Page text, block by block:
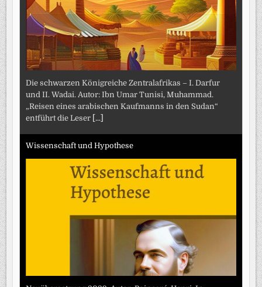
Die schwarzen Königreiche Zentralafrikas – I. Darfur
und II. Wadai. Autor: Ibn Umar Tunisi, Muhammad.
„Reisen eines arabischen Kaufmanns in den Sudan“
entführt die Leser [...]
Wissenschaft und Hypothese